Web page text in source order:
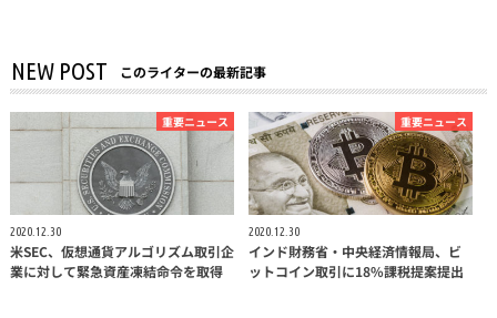
NEW POST このライターの最新記事
重要ニュース
2020.12.30
米SEC、仮想通貨アルゴリズム取引企
業に対して緊急資産凍結命令を取得
重要ニュース
2020.12.30
インド財務省・中央経済情報局、ビ
ットコイン取引に18%課税提案提出